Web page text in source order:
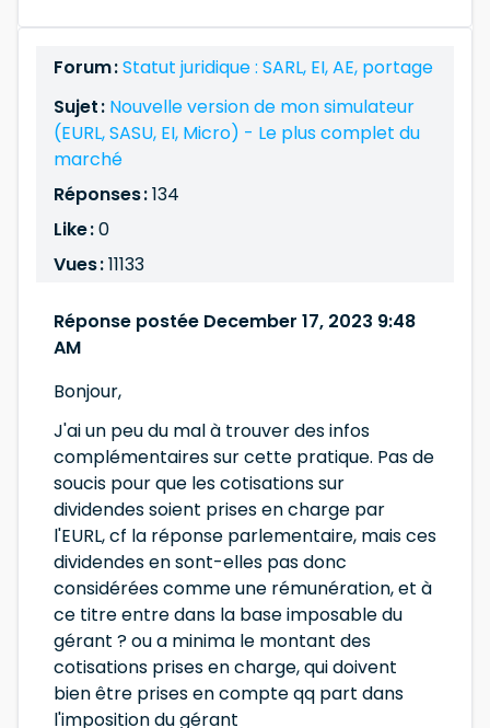
Forum :Statut juridique : SARL, EI, AE, portage
Sujet : Nouvelle version de mon simulateur
(EURL, SASU, EI, Micro) - Le plus complet du
marché
Réponses :134
Like :0
Vues :11133
Réponse postée December 17, 2023 9:48
AM
Bonjour,
J'ai un peu du mal à trouver des infos
complémentaires sur cette pratique. Pas de
soucis pour que les cotisations sur
dividendes soient prises en charge par
l'EURL, cf la réponse parlementaire, mais ces
dividendes en sont-elles pas donc
considérées comme une rémunération, et à
ce titre entre dans la base imposable du
gérant ? ou a minima le montant des
cotisations prises en charge, qui doivent
bien être prises en compte qq part dans
l'imposition du gérant